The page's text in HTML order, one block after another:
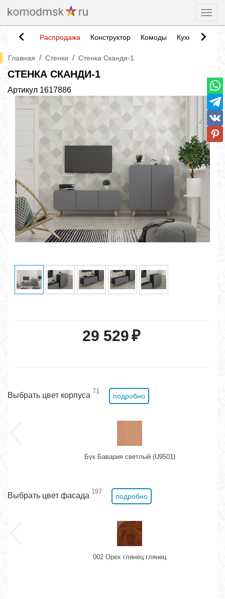
Распродажа Конструктор Комоды Кухни
Главная / Стенки / Стенка Сканди-1
СТЕНКА СКАНДИ-1
Артикул 1617886
29 529₽
Выбрать цвет корпуса 71
подробно
Бук Бавария светлый (U9501)
Выбрать цвет фасада 197
подробно
002 Орех глянец глянец